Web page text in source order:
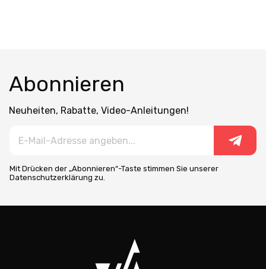
Abonnieren
Neuheiten, Rabatte, Video-Anleitungen!
Mit Drücken der „Abonnieren“-Taste stimmen Sie unserer
Datenschutzerklärung zu.